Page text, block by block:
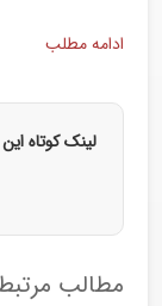
ادامه مطلب
لینک کوتاه
مطالب